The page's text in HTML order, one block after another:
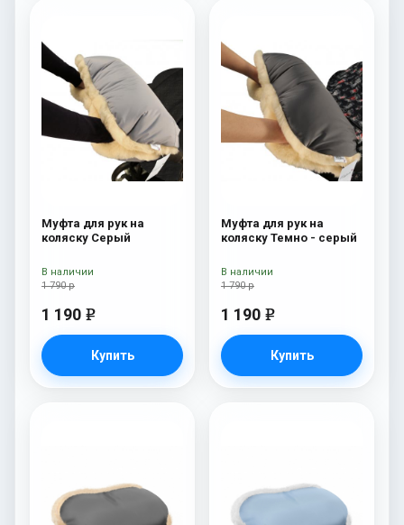
Муфта для рук на
коляску Серый
1 790 р
1 190 e
Купить
В наличии
Муфта для рук на
коляску Темно - серый
1 790 р
1 190 e
Купить
В наличии